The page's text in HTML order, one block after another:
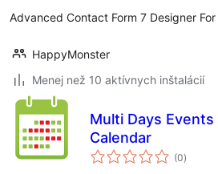
Advanced Contact Form 7 Designer
HappyMonster
Menej než 10 aktívnych inštalácií
Multi Days
Calendar
(0celkové
)